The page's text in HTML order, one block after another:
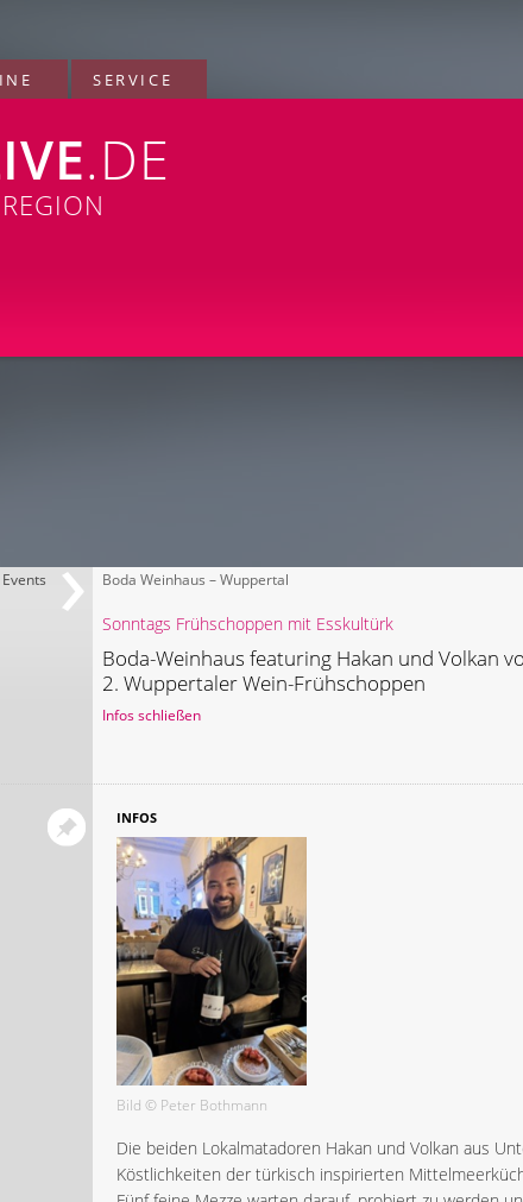
SERVICE
.DE
Boda Weinhaus – Wuppertal
Sonntags Frühschoppen mit Esskultürk
Boda-Weinhaus featuring Hakan und Volkan
2. Wuppertaler Wein-Frühschoppen
Infos schließen
INFOS
Bild © Peter Bothmann
Die beiden Lokalmatadoren Hakan und Volkan aus
Köstlichkeiten der türkisch inspirierten